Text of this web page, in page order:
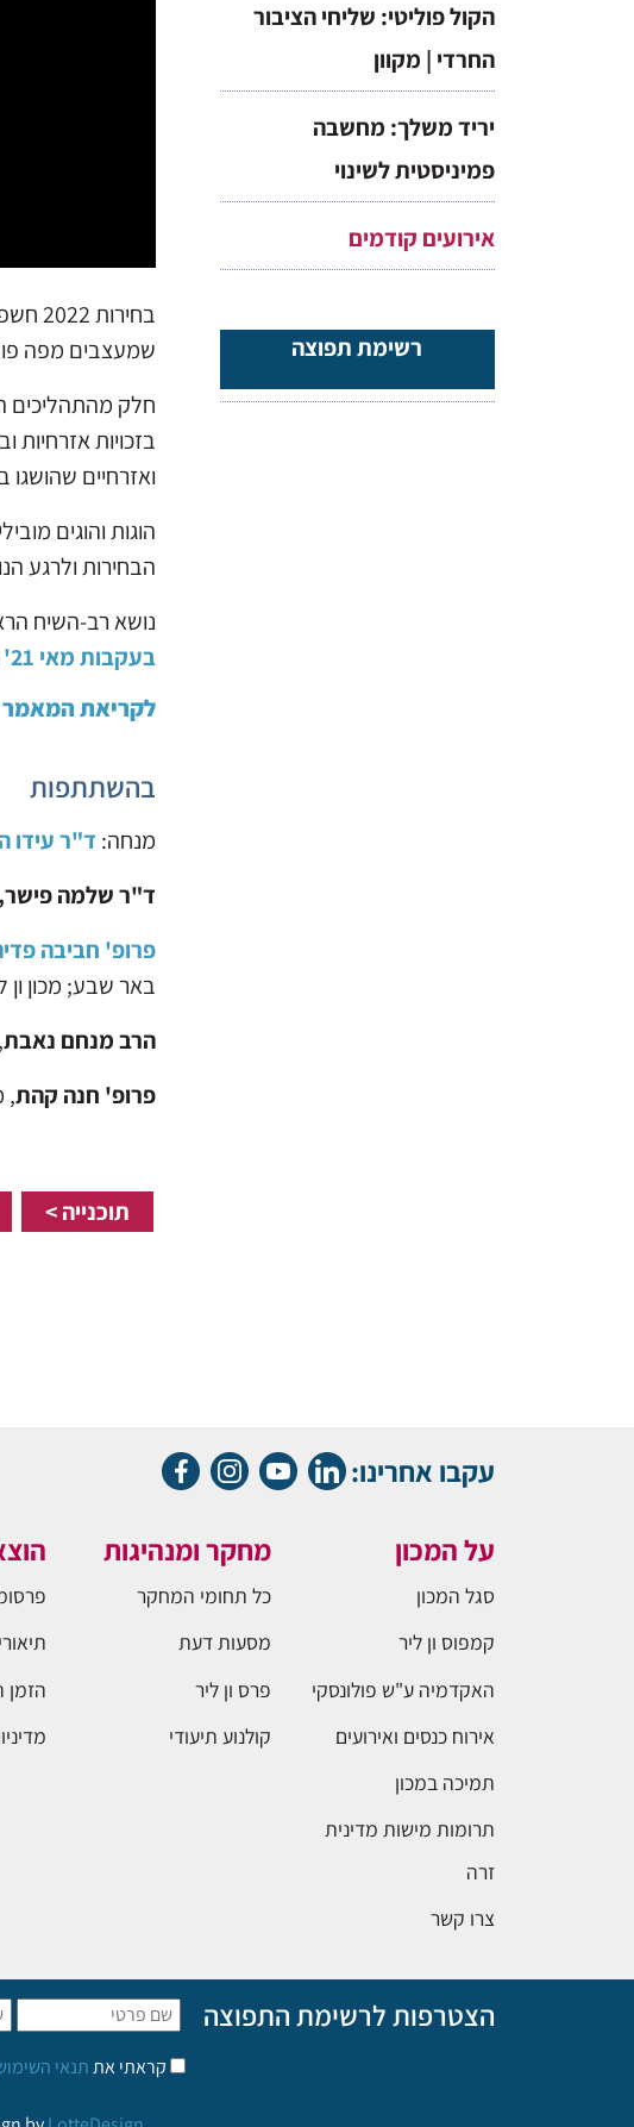
הקול פוליטי: שליחי הציבור
החרדי | מקוון
יריד משלך: מחשבה
פמיניסטית לשינוי
אירועים קודמים
רשימת תפוצה
שמעצבים מפה
חלק מהתהליכים
בזכויות אזרחיות
ואזרחיים
הוגות והוגים
הבחירות ולרגע
נושא רב-השיח
בעקבות מאי 21' ונובמבר 22'
לקריאת המאמר
בהשתתפות
מנחה: ד"ר עידו
ד"ר שלמה פישר,
פרופ' חביבה
באר שבע; מכון ון
הרב מנחם נאבת
פרופ' חנה קהת,
תוכנייה >
עקבו אחרינו:
על המכון
סגל המכון
קמפוס ון ליר
האקדמיה ע"ש פולונסקי
אירוח כנסים ואירועים
תמיכה במכון
תרומות מישות מדינית
זרה
צרו קשר
מחקר ומנהיגות
כל תחומי המחקר
מסעות דעת
פרס ון ליר
קולנוע תיעודי
הזמן
הצטרפות לרשימת התפוצה
קראתי אתתנאי